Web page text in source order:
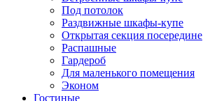
Под потолок
Раздвижные шкафы-купе
Открытая секция посередине
Распашные
Гардероб
Для маленького помещения
Эконом
Гостиные